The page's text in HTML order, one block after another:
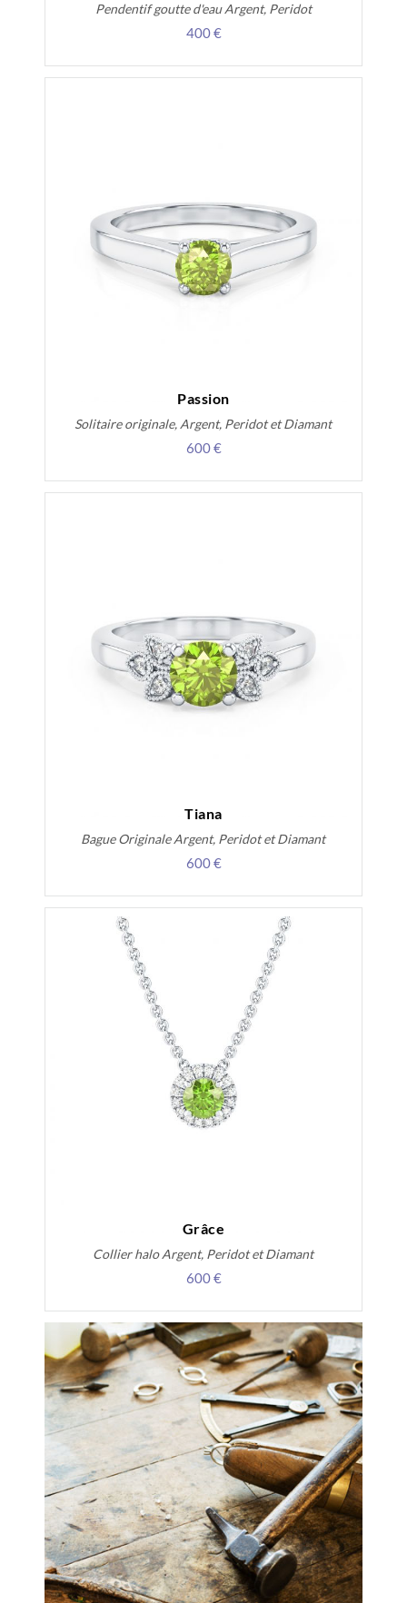
Pendentif goutte d'eau Argent, Peridot
400 €
Passion
Solitaire originale, Argent, Peridot et Diamant
600 €
Tiana
Bague Originale Argent, Peridot et Diamant
600 €
Grâce
Collier halo Argent, Peridot et Diamant
600 €